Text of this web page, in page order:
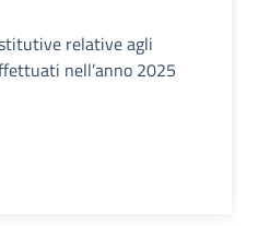
relative agli
nell’anno 2025